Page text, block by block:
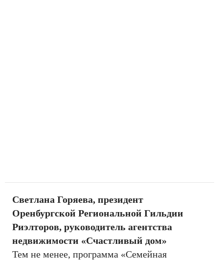
Светлана Горяева, президент
Оренбургской Региональной Гильдии
Риэлторов, руководитель агентства
недвижимости «Счастливый дом»
Тем не менее, программа «Семейная